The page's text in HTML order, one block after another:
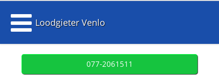
Loodgieter Venlo
077-2061511